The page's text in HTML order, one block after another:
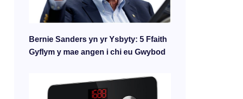
Bernie Sanders yn yr Ysbyty: 5 Ffaith
Gyflym y mae angen i chi eu Gwybod